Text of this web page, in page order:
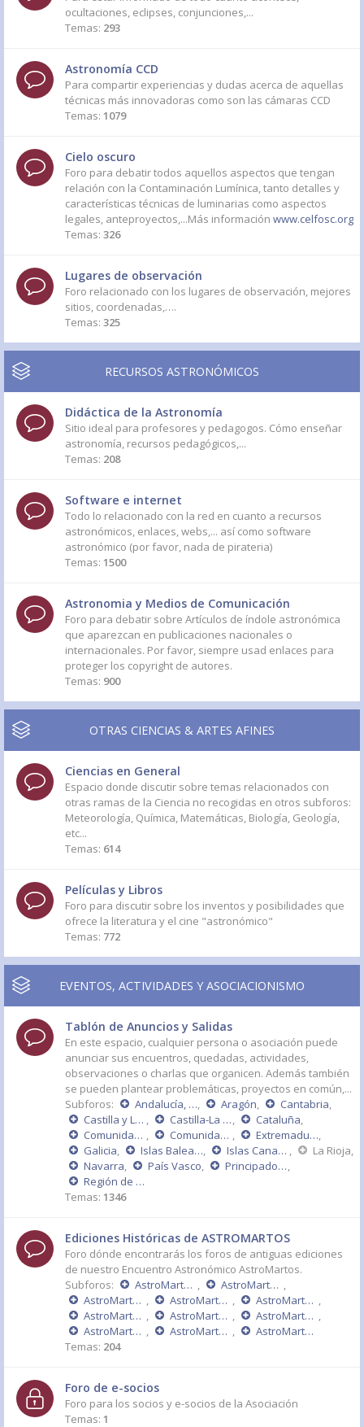
ocultaciones, eclipses, conjunciones,...
Temas: 293
Astronomía CCD
Para compartir experiencias y dudas acerca de aquellas
técnicas más innovadoras como son las cámaras CCD
Temas: 1079
Cielo oscuro
Foro para debatir todos aquellos aspectos que tengan
relación con la Contaminación Lumínica, tanto detalles y
características técnicas de luminarias como aspectos
legales, anteproyectos,...Más información www.celfosc.org
Temas: 326
Lugares de observación
Foro relacionado con los lugares de observación, mejores
sitios, coordenadas,….
Temas: 325
RECURSOS ASTRONÓMICOS
Didáctica de la Astronomía
Sitio ideal para profesores y pedagogos. Cómo enseñar
astronomía, recursos pedagógicos,...
Temas: 208
Software e internet
Todo lo relacionado con la red en cuanto a recursos
astronómicos, enlaces, webs,... así como software
astronómico (por favor, nada de pirateria)
Temas: 1500
Astronomia y Medios de Comunicación
Foro para debatir sobre Artículos de índole astronómica
que aparezcan en publicaciones nacionales o
internacionales. Por favor, siempre usad enlaces para
proteger los copyright de autores.
Temas: 900
OTRAS CIENCIAS & ARTES AFINES
Ciencias en General
Espacio donde discutir sobre temas relacionados con
otras ramas de la Ciencia no recogidas en otros subforos:
Meteorología, Química, Matemáticas, Biología, Geología,
etc...
Temas: 614
Películas y Libros
Foro para discutir sobre los inventos y posibilidades que
ofrece la literatura y el cine "astronómico"
Temas: 772
EVENTOS, ACTIVIDADES Y ASOCIACIONISMO
Tablón de Anuncios y Salidas
En este espacio, cualquier persona o asociación puede
anunciar sus encuentros, quedadas, actividades,
observaciones o charlas que organicen. Además también
se pueden plantear problemáticas, proyectos en común,...
Subforos:
Andalucía, Ceuta y Melilla , Aragón, Cantabria,
Castilla y León
, Castilla-La Mancha , Cataluña,
Comunidad de Madrid
, Comunidad Valenciana , Extremadura
,
Galicia, Islas Baleares , Islas Canarias , La Rioja,
Navarra, País Vasco, Principado de Asturias
,
Región de Murcia
Temas: 1346
Ediciones Históricas de ASTROMARTOS
Foro dónde encontrarás los foros de antiguas ediciones
de nuestro Encuentro Astronómico AstroMartos.
Subforos:
AstroMartos 2015 , AstroMartos 2014
,
AstroMartos 2013
, AstroMartos 2011 - DÉCIMO ANIVERSARIO , AstroMartos 2010
,
AstroMartos 2009
, AstroMartos 2008 , AstroMartos 2007
,
AstroMartos 2006
, AstroMartos 2005 ,
AstroMartos 2004
Temas: 204
Foro de e-socios
Foro para los socios y e-socios de la Asociación
Temas: 1